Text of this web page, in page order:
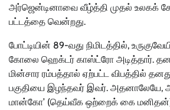
அர்ஜென்டினாவை வீழ்த்தி முதல் உலகக்
பட்டத்தை வென்றது.
போட்டியின் 89-வது நிமிடத்தில்,
கோலை ஹெக்டர் காஸ்ட்ரோ அடித்தார்.
மின்சார ரம்பத்தால் ஏற்பட்ட விபத்தில்
பகுதியை இழந்தவர் இவர். அதனாலேயே,
மான்கோ’ (தெய்வீக ஒற்றைக் கை